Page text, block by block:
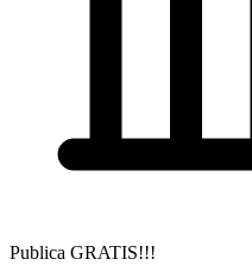
Publica GRATIS!!!